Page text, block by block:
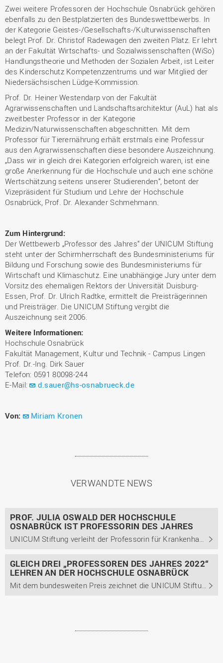
Zwei weitere Professoren der Hochschule Osnabrück gehören
ebenfalls zu den Bestplatzierten des Bundeswettbewerbs. In
der Kategorie Geistes-/Gesellschafts-/Kulturwissenschaften
belegt Prof. Dr. Christof Radewagen den zweiten Platz. Er lehrt
an der Fakultät Wirtschafts- und Sozialwissenschaften (WiSo)
Handlungstheorie und Methoden der Sozialen Arbeit, ist Leiter
des Kinderschutz Kompetenzzentrums und war Mitglied der
Niedersächsischen Lüdge-Kommission.
Prof. Dr. Heiner Westendarp von der Fakultät
Agrarwissenschaften und Landschaftsarchitektur (AuL) hat als
zweitbester Professor in der Kategorie
Medizin/Naturwissenschaften abgeschnitten. Mit dem
Professor für Tierernährung erhält erstmals eine Professur
aus den Agrarwissenschaften diese besondere Auszeichnung.
„Dass wir in gleich drei Kategorien erfolgreich waren, ist eine
große Anerkennung für die Hochschule und auch eine schöne
Wertschätzung seitens unserer Studierenden“, betont der
Vizepräsident für Studium und Lehre der Hochschule
Osnabrück, Prof. Dr. Alexander Schmehmann.
Zum Hintergrund:
Der Wettbewerb „Professor des Jahres“ der UNICUM Stiftung
steht unter der Schirmherrschaft des Bundesministeriums für
Bildung und Forschung sowie des Bundesministeriums für
Wirtschaft und Klimaschutz. Eine unabhängige Jury unter dem
Vorsitz des ehemaligen Rektors der Universität Duisburg-
Essen, Prof. Dr. Ulrich Radtke, ermittelt die Preisträgerinnen
und Preisträger. Die UNICUM Stiftung vergibt die
Auszeichnung seit 2006.
Weitere Informationen:
Hochschule Osnabrück
Fakultät Management, Kultur und Technik - Campus Lingen
Prof. Dr.-Ing. Dirk Sauer
Telefon: 0591 80098-244
E-Mail:
d.sauer@hs-osnabrueck.de
Von: Miriam Kronen
VERWANDTE NEWS
PROF. JULIA OSWALD DER HOCHSCHULE
OSNABRÜCK IST PROFESSORIN DES JAHRES
UNICUM Stiftung verleiht der Professorin für Krankenhausfinanzierung und -management den ersten Platz in der Kategorie Wirtschaftswissenschaften/Jura
GLEICH DREI „PROFESSOREN DES JAHRES 2022“
LEHREN AN DER HOCHSCHULE OSNABRÜCK
Mit dem bundesweiten Preis zeichnet die UNICUM Stiftung Professorinnen und Professoren aus, die ihre Studierenden in besonderer Weise bei der Berufsvorbereitung unterstützen.